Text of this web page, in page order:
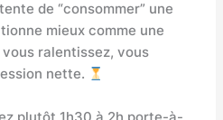
de “consommer” une
mieux comme une
ralentissez, vous
nette.